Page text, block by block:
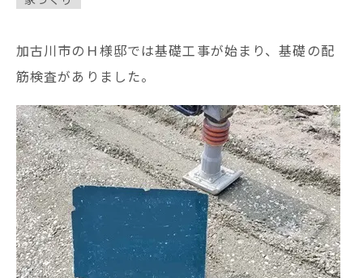
加古川市のＨ様邸では基礎工事が始まり、基礎の配
筋検査がありました。